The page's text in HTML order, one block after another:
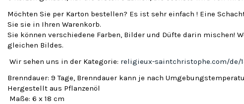
Möchten Sie per Karton bestellen? Es ist sehr einfach ! Eine
Sie sie in Ihren Warenkorb.
Sie können verschiedene Farben, Bilder und Düfte darin mischen!
gleichen Bildes.
Wir sehen uns in der Kategorie: religieux-saintchristophe.com/de/
Brenndauer: 9 Tage, Brenndauer kann je nach
Hergestellt aus Pflanzenöl
Maße: 6 x 18 cm